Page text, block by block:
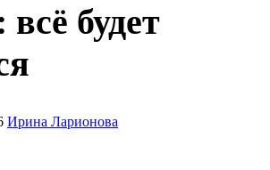
будет
Ирина Ларионова